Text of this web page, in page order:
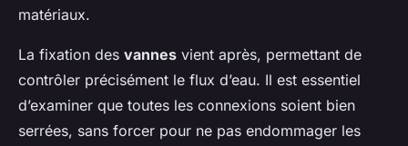
matériaux.
La fixation des vannes vient après, permettant de
contrôler précisément le flux d’eau. Il est essentiel
d’examiner que toutes les connexions soient bien
serrées, sans forcer pour ne pas endommager les